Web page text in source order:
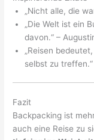
„Nicht alle, die
„Die Welt ist ein
davon.“ –
„Reisen
selbst zu treffen.“
Fazit
Backpacking ist
auch eine Reise zu